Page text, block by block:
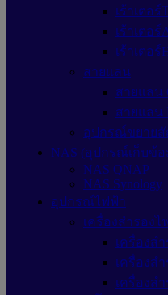
เร้าเตอร์
เร้าเตอร์
เร้าเตอร์
สายแลน
สายแลน
สายแลน
อุปกรณ์ขยาย
NAS (อุปกรณ์เก็บข้
NAS QNAP
NAS Synology
อุปกรณ์ไฟฟ้า
เครื่องสำรองไฟ
เครื่องส
เครื่องส
เครื่องสำ